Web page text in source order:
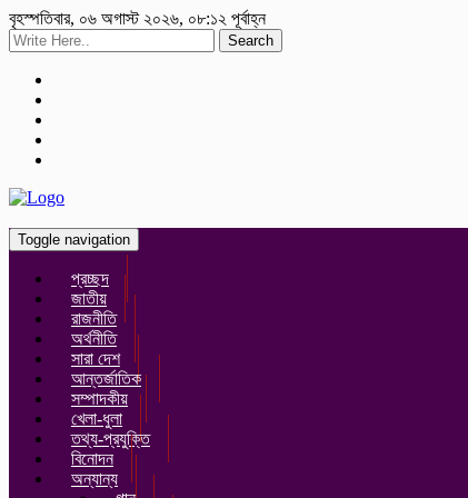
বৃহস্পতিবার, ০৬ অগাস্ট ২০২৬, ০৮:১২ পূর্বাহ্ন
Search
Toggle navigation
প্রচ্ছদ
জাতীয়
রাজনীতি
অর্থনীতি
সারা দেশ
আন্তর্জাতিক
সম্পাদকীয়
খেলা-ধুলা
তথ্য-প্রযুক্তি
বিনোদন
অন্যান্য